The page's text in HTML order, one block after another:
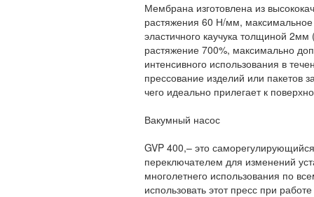
Мембрана изготовлена из
растяжения 60 Н/мм,
эластичного каучука толщиной
растяжение 700%, максимально
интенсивного использования в
прессование изделий или пакетов
чего идеально прилегает к
Вакумный насос
GVP 400,– это
переключателем для изменений
многолетнего использования по
использовать этот пресс при